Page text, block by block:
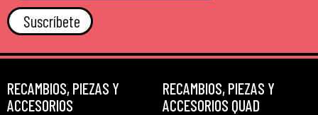
Suscríbete
RECAMBIOS, PIEZAS Y
ACCESORIOS
RECAMBIOS, PIEZAS Y
ACCESORIOS QUAD